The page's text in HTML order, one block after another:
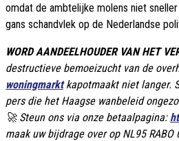
omdat de ambtelijke molens niet
gans schandvlek op de Nederlandse
WORD AANDEELHOUDER VAN HET
destructieve bemoeizucht van de
woningmarktkapotmaakt niet langer.
pers die het Haagse wanbeleid
🚀 Steun ons via onze betaalpagina:
maak uw bijdrage over op NL95